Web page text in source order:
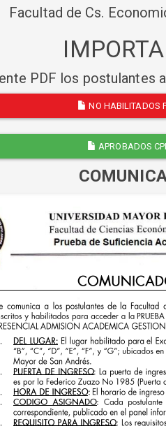
Facultad de Cs.
PDF los postulantes
NO HABILITADOS
APROBADOS